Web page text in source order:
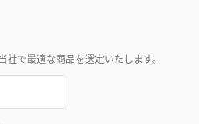
で最適な商品を選定いたします。